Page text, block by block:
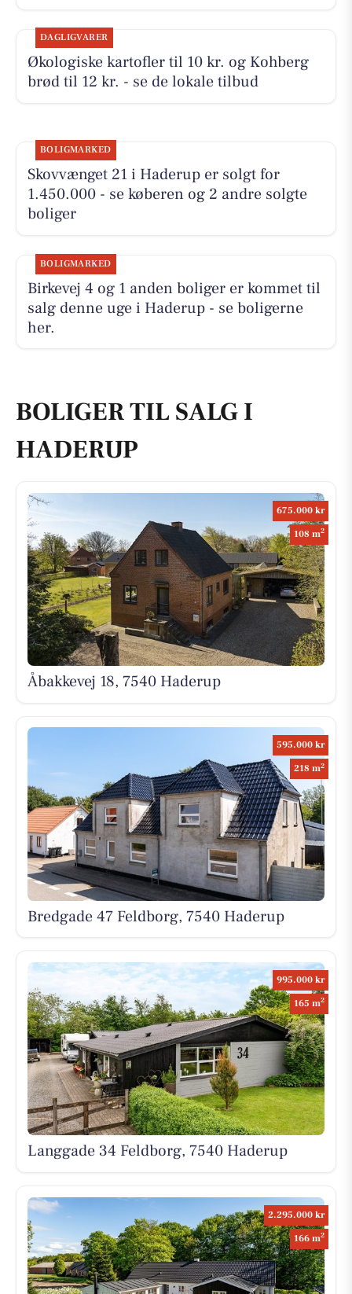
DAGLIGVARER
Økologiske kartofler til 10 kr. og Kohberg
brød til 12 kr. - se de lokale tilbud
BOLIGMARKED
Skovvænget 21 i Haderup er solgt for
1.450.000 - se køberen og 2 andre solgte
boliger
BOLIGMARKED
Birkevej 4 og 1 anden boliger er kommet til
salg denne uge i Haderup - se boligerne
her.
BOLIGER TIL SALG I
HADERUP
675.000 kr
108 m2
Åbakkevej 18, 7540 Haderup
595.000 kr
218 m2
Bredgade 47 Feldborg, 7540 Haderup
995.000 kr
165 m2
Langgade 34 Feldborg, 7540 Haderup
2.295.000 kr
166 m2